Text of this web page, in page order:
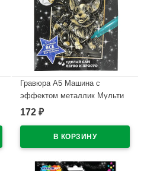
Гравюра А5 Машина с
эффектом металлик Мульти
Арт арт.SCR-117155
172 ₽